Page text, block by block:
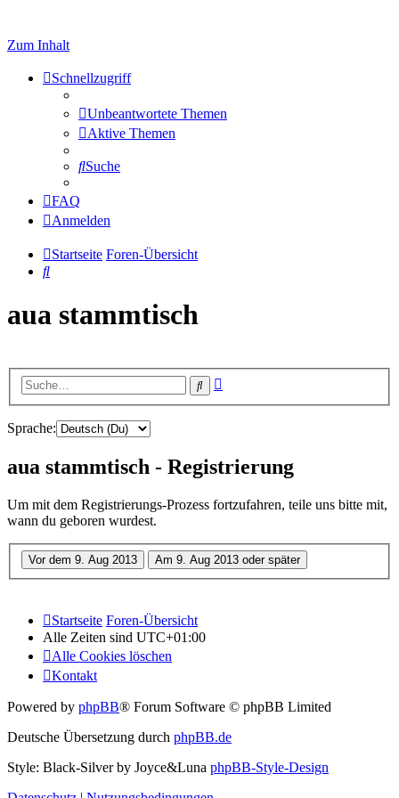
Zum Inhalt
Schnellzugriff
Unbeantwortete Themen
Aktive Themen
Suche
FAQ
Anmelden
Startseite Foren-Übersicht
Suche
aua stammtisch
Suche
Sprache:
aua stammtisch - Registrierung
Um mit dem Registrierungs-Prozess fortzufahren, teile uns bitte mit,
wann du geboren wurdest.
Startseite Foren-Übersicht
Alle Zeiten sind UTC+01:00
Alle Cookies löschen
Kontakt
Powered by phpBB® Forum Software © phpBB Limited
Deutsche Übersetzung durch phpBB.de
Style: Black-Silver by Joyce&Luna phpBB-Style-Design